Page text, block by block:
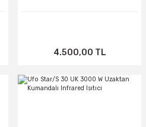
4.500,00 TL